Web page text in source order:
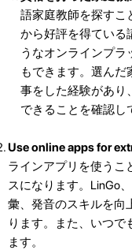
語家庭教師を探すこ
から好評を得ている
うなオンラインプラ
もできます。選ん
事をした経験があり
できることを確認し
Use online apps for
ラインアプリを使うこ
スになります。LinGo
彙、発音のスキルを向
ります。また、いつ
ます。